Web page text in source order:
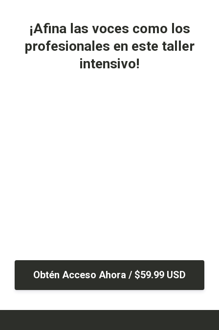
¡Afina las voces como los
profesionales en este taller
intensivo!
Obtén Acceso Ahora / $59.99 USD